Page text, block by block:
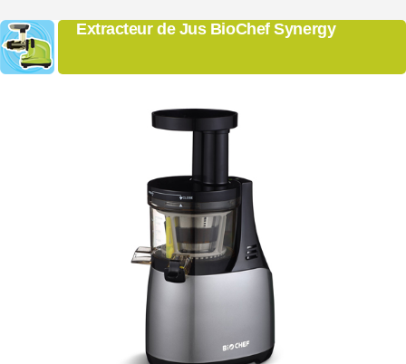
Extracteur de Jus BioChef Synergy